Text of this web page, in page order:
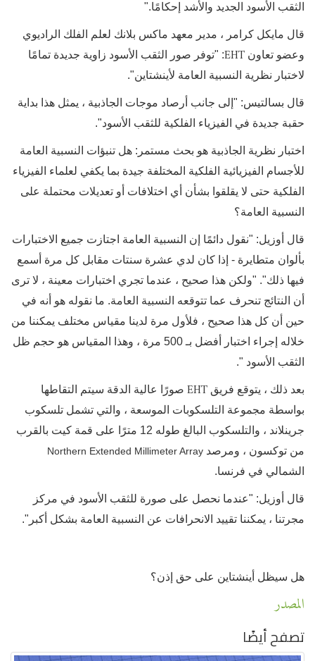
الثقب الأسود الجديد والأشد إحكامًا."
قال مايكل كرامر ، مدير معهد ماكس بلانك لعلم الفلك الراديوي
وعضو تعاون EHT: "توفر صور الثقب الأسود زاوية جديدة تمامًا
لاختبار نظرية النسبية العامة لأينشتاين".
قال بسالتيس: "إلى جانب أرصاد موجات الجاذبية ، يمثل هذا بداية
حقبة جديدة في الفيزياء الفلكية للثقب الأسود".
اختبار نظرية الجاذبية هو بحث مستمر: هل تنبؤات النسبية العامة
للأجسام الفيزيائية الفلكية المختلفة جيدة بما يكفي لعلماء الفيزياء
الفلكية حتى لا يقلقوا بشأن أي اختلافات أو تعديلات محتملة على
النسبية العامة؟
قال أوزيل: "نقول دائمًا إن النسبية العامة اجتازت جميع الاختبارات
بألوان متطايرة - إذا كان لدي عشرة سنتات مقابل كل مرة أسمع
فيها ذلك". "ولكن هذا صحيح ، عندما تجري اختبارات معينة ، لا ترى
أن النتائج تنحرف عما تتوقعه النسبية العامة. ما نقوله هو أنه في
حين أن كل هذا صحيح ، فلأول مرة لدينا مقياس مختلف يمكننا من
خلاله إجراء اختبار أفضل بـ 500 مرة ، وهذا المقياس هو حجم ظل
الثقب الأسود ".
بعد ذلك ، يتوقع فريق EHT صورًا عالية الدقة سيتم التقاطها
بواسطة مجموعة التلسكوبات الموسعة ، والتي تشمل تلسكوب
جرينلاند ، والتلسكوب البالغ طوله 12 مترًا على قمة كيت بالقرب
من توكسون ، ومرصد Northern Extended Millimeter Array
الشمالي في فرنسا.
قال أوزيل: "عندما نحصل على صورة للثقب الأسود في مركز
مجرتنا ، يمكننا تقييد الانحرافات عن النسبية العامة بشكل أكبر".
هل سيظل أينشتاين على حق إذن؟
المصدر
تصفح أيضًا